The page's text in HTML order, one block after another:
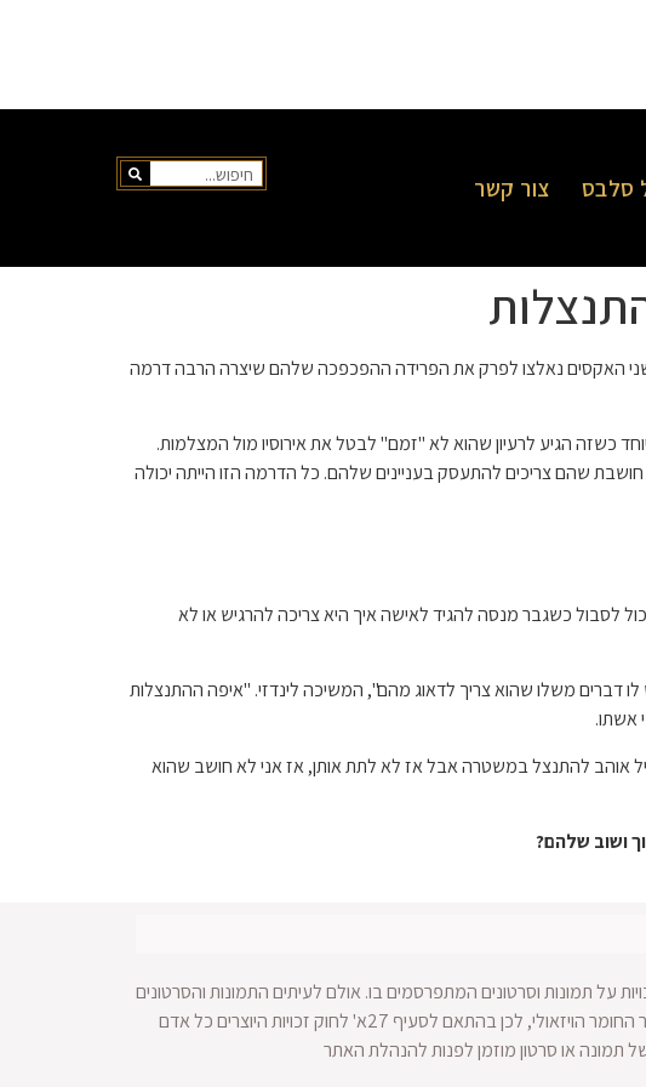
סלבס צור קשר
רדקה כנראה נשם את אנחת הרווחה הגדולה ביותר לאחר סיום המפגש המחודש של בית הקיץ עונה 8. שני האקסים נאלצו לפרק את הפרידה ההפכפכה שלהם שיצרה הרבה דרמה
כשזה הגיע לרעיון שהוא לא "זמם" לבטל את אירוסיו מול המצלמות.
שהם צריכים להתעסק בעניינים שלהם. כל הדרמה הזו הייתה יכולה
לסבול כשגבר מנסה להגיד לאישה איך היא צריכה להרגיש או לא
דברים משלו שהוא צריך לדאוג מהם", המשיכה לינדזי. "איפה ההתנצלות
אשתו.
אוהב להתנצל במשטרה אבל אז לא לתת אותן, אז אני לא חושב שהוא
ושוב שלהם?
על תמונות וסרטונים המתפרסמים בו. אולם לעיתים התמונות והסרטונים
מופצים ברחבי הרשת ולא מתאפשרת הגעה למקור החומר הויזאולי, לכן בהתאם לסעיף 27א' לחוק זכויות היוצרים כל אדם
תמונה או סרטון מוזמן לפנות להנהלת האתר